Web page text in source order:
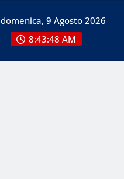
domenica, 9 Agosto 2026
8:43:48 AM